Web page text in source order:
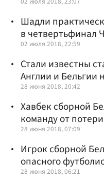
Шадли
в четвертьфинал
02 июля 2018, 22:59
Стали известны
Англии и Бельгии
28 июня 2018, 20:42
Хавбек сборной
команду от
28 июня 2018, 07:09
Игрок сборной
опасного
28 июня 2018, 06:21